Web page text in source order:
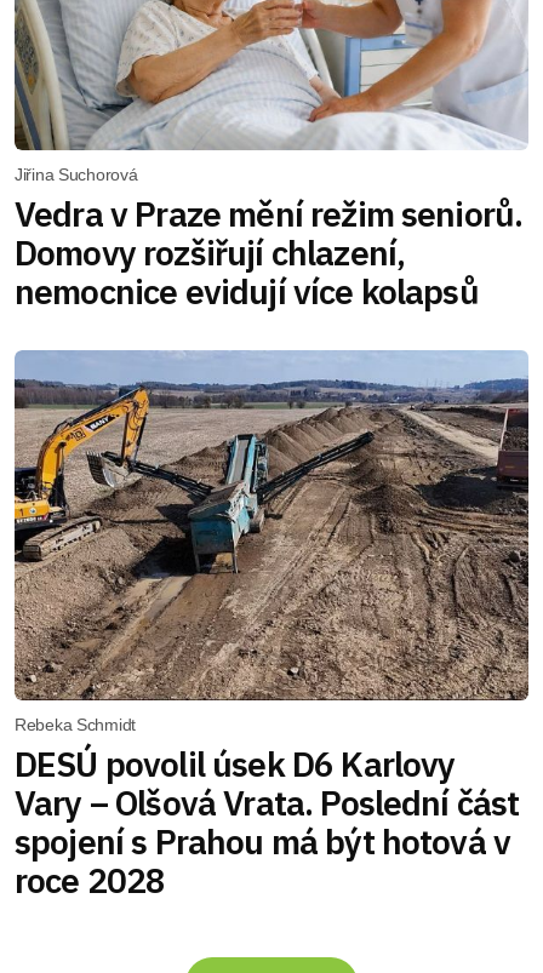
Jiřina Suchorová
Vedra v Praze mění režim seniorů.
Domovy rozšiřují chlazení,
nemocnice evidují více kolapsů
Rebeka Schmidt
DESÚ povolil úsek D6 Karlovy
Vary – Olšová Vrata. Poslední část
spojení s Prahou má být hotová v
roce 2028